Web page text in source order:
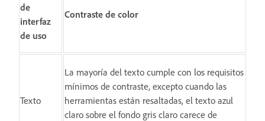
de
interfaz
de uso
Contraste de color
Texto
La mayoría del texto cumple con los requisitos
mínimos de contraste, excepto cuando las
herramientas están resaltadas, el texto azul
claro sobre el fondo gris claro carece de